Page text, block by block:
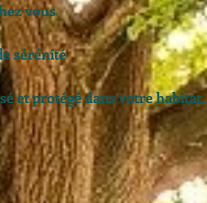
vous
sérénité
et protégé dans votre